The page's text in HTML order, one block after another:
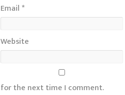
Email *
Website
for the next time I comment.